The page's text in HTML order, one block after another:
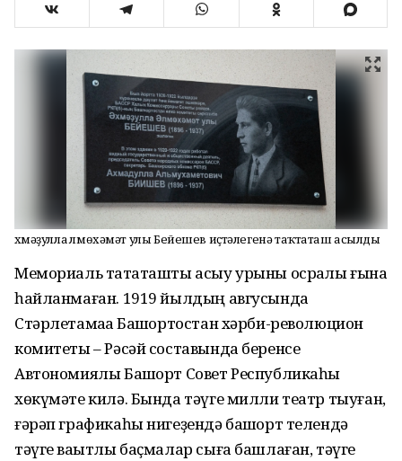
Әхмәҙулла Әлмөхәмәт улы Бейешев иҫтәлегенә таҡтаташ асылды
Мемориаль таҡтаташты асыу урыны осраҡлы ғына
һайланмаған. 1919 йылдың авгусында
Стәрлетамаҡҡа Башҡортостан хәрби-революцион
комитеты – Рәсәй составында беренсе
Автономиялы Башҡорт Совет Республикаһы
хөкүмәте килә. Бында тәүге милли театр тыуған,
ғәрәп графикаһы нигеҙендә башҡорт телендә
тәүге ваҡытлы баҫмалар сыға башлаған, тәүге